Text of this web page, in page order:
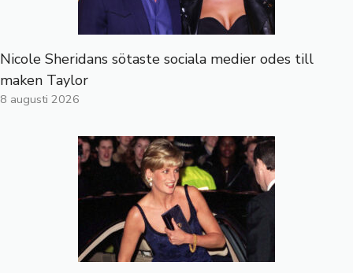
Nicole Sheridans sötaste sociala medier odes till
maken Taylor
8 augusti 2026